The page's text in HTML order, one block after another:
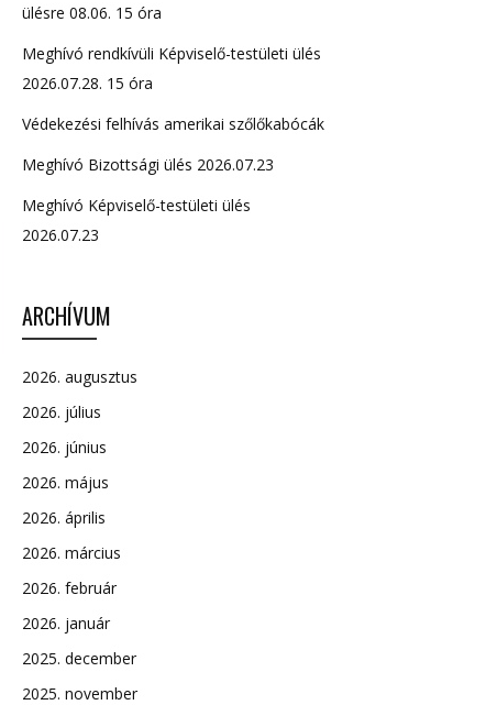
ülésre 08.06. 15 óra
Meghívó rendkívüli Képviselő-testületi ülés
2026.07.28. 15 óra
Védekezési felhívás amerikai szőlőkabócák
Meghívó Bizottsági ülés 2026.07.23
Meghívó Képviselő-testületi ülés
2026.07.23
ARCHÍVUM
2026. augusztus
2026. július
2026. június
2026. május
2026. április
2026. március
2026. február
2026. január
2025. december
2025. november